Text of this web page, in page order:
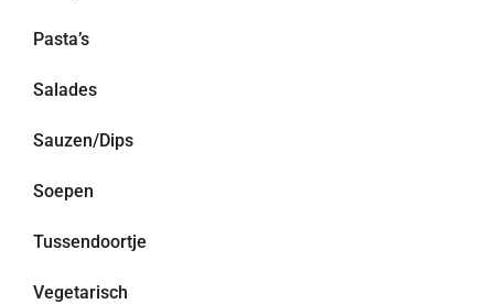
Pasta’s
Salades
Sauzen/Dips
Soepen
Tussendoortje
Vegetarisch